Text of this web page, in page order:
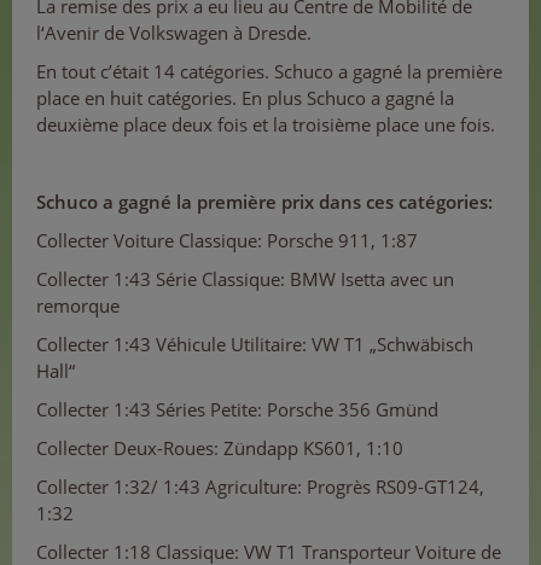
La remise des prix a eu lieu au Centre de Mobilité de
l‘Avenir de Volkswagen à Dresde.
En tout c’était 14 catégories. Schuco a gagné la première
place en huit catégories. En plus Schuco a gagné la
deuxième place deux fois et la troisième place une fois.
Schuco a gagné la première prix dans ces catégories:
Collecter Voiture Classique: Porsche 911, 1:87
Collecter 1:43 Série Classique: BMW Isetta avec un
remorque
Collecter 1:43 Véhicule Utilitaire: VW T1 „Schwäbisch
Hall“
Collecter 1:43 Séries Petite: Porsche 356 Gmünd
Collecter Deux-Roues: Zündapp KS601, 1:10
Collecter 1:32/ 1:43 Agriculture: Progrès RS09-GT124,
1:32
Collecter 1:18 Classique: VW T1 Transporteur Voiture de